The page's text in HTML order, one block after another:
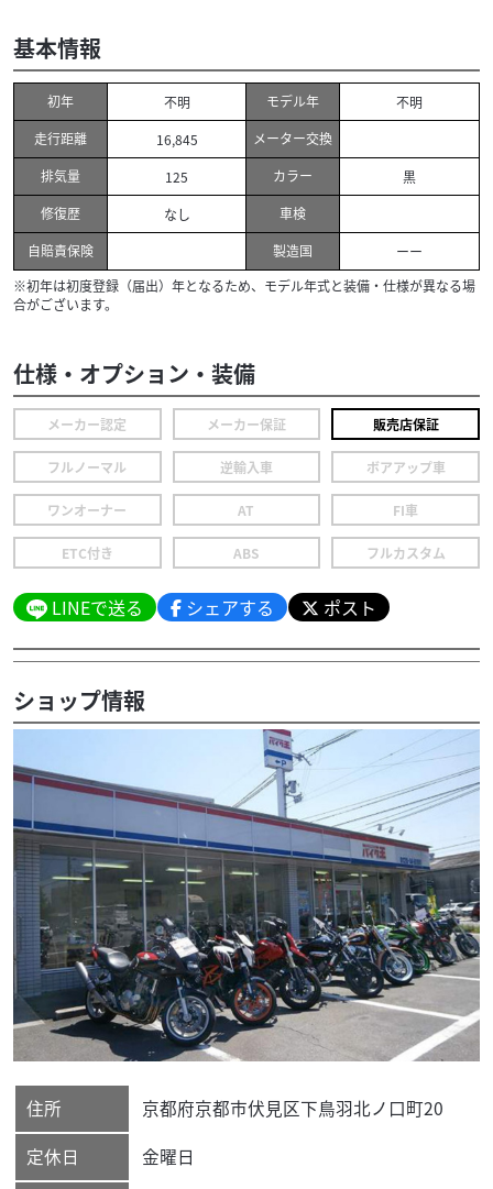
基本情報
初年 不明 モデル年
不明
走行距離
16,845
メーター交換
排気量
125 カラー
黒
修復歴
なし
車検
自賠責保険
製造国
ーー
※初年は初度登録（届出）年となるため、モデル年式と装備・仕様が異なる場
合がございます。
仕様・オプション・装備
メーカー認定 メーカー保証 販売店保証
フルノーマル 逆輸入車 ボアアップ車
ワンオーナー AT FI車
ETC付き ABS フルカスタム
LINEで送る シェアする ポスト
ショップ情報
住所 京都府京都市伏見区下鳥羽北ノ口町20
定休日
金曜日